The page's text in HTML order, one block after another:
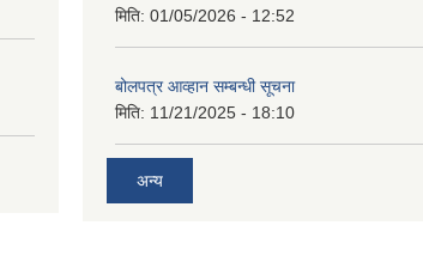
मिति: 01/05/2026 - 12:52
बोलपत्र आव्हान सम्बन्धी सूचना
मिति: 11/21/2025 - 18:10
अन्य